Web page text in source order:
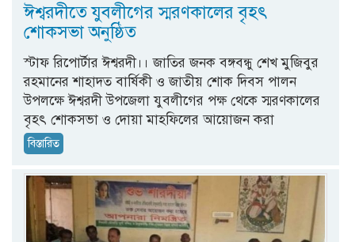
ঈশ্বরদীতে যুবলীগের স্মরণকালের বৃহৎ
শোকসভা অনুষ্ঠিত
স্টাফ রিপোর্টার ঈশ্বরদী।। জাতির জনক বঙ্গবন্ধু শেখ মুজিবুর
রহমানের শাহাদত বার্ষিকী ও জাতীয় শোক দিবস পালন
উপলক্ষে ঈশ্বরদী উপজেলা যুবলীগের পক্ষ থেকে স্মরণকালের
বৃহৎ শোকসভা ও দোয়া মাহফিলের আয়োজন করা
বিস্তারিত